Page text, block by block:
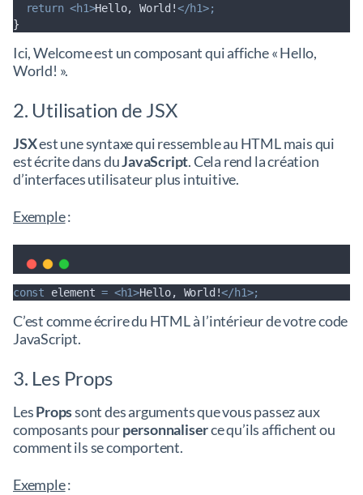
return <h1>Hello, World!</h1>;
}
Ici, Welcome est un composant qui affiche « Hello,
World! ».
2. Utilisation de JSX
JSXest une syntaxe qui ressemble au HTML mais qui
est écrite dans duJavaScript. Cela rend la création
d’interfaces utilisateur plus intuitive.
Exemple:
const element = <h1>Hello, World!</h1>;
C’est comme écrire du HTML à l’intérieur de votre code
JavaScript.
3. Les Props
LesPropssont des arguments que vous passez aux
composants pourpersonnaliserce qu’ils affichent ou
comment ils se comportent.
Exemple: